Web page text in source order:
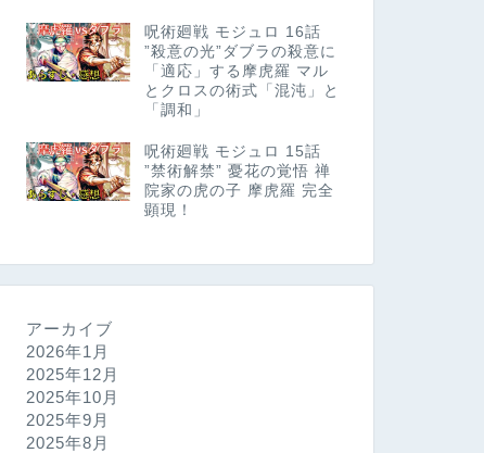
呪術廻戦 モジュロ 16話
”殺意の光”ダブラの殺意に
「適応」する摩虎羅 マル
とクロスの術式「混沌」と
「調和」
呪術廻戦 モジュロ 15話
”禁術解禁” 憂花の覚悟 禅
院家の虎の子 摩虎羅 完全
顕現！
アーカイブ
2026年1月
2025年12月
2025年10月
2025年9月
2025年8月